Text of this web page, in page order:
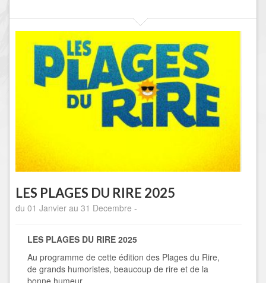
LES PLAGES DU RIRE 2025
du 01 Janvier au 31 Decembre -
LES PLAGES DU RIRE 2025
Au programme de cette édition des Plages du Rire,
de grands humoristes, beaucoup de rire et de la
bonne humeur.